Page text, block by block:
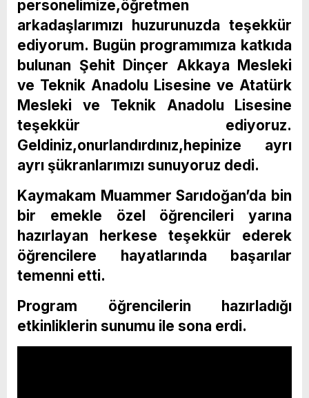
personelimize,öğretmen
arkadaşlarımızı huzurunuzda teşekkür
ediyorum. Bugün programımıza katkıda
bulunan Şehit Dinçer Akkaya Mesleki
ve Teknik Anadolu Lisesine ve Atatürk
Mesleki ve Teknik Anadolu Lisesine
teşekkür ediyoruz.
Geldiniz,onurlandırdınız,hepinize ayrı
ayrı şükranlarımızı sunuyoruz dedi.
Kaymakam Muammer Sarıdoğan’da bin
bir emekle özel öğrencileri yarına
hazırlayan herkese teşekkür ederek
öğrencilere hayatlarında başarılar
temenni etti.
Program öğrencilerin hazırladığı
etkinliklerin sunumu ile sona erdi.